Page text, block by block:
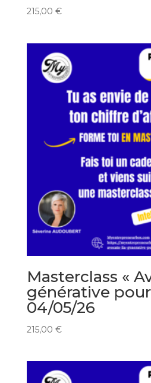
215,00 €
Masterclass «
générative
04/05/26
215,00 €